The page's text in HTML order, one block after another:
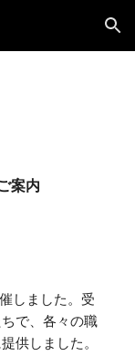
Skip to navigation
案内
しました。受
で、各々の職
供しました。